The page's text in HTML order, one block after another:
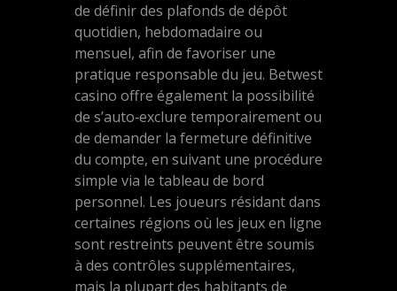
de définir des plafonds de dépôt
quotidien, hebdomadaire ou
mensuel, afin de favoriser une
pratique responsable du jeu. Betwest
casino offre également la possibilité
de s’auto‑exclure temporairement ou
de demander la fermeture définitive
du compte, en suivant une procédure
simple via le tableau de bord
personnel. Les joueurs résidant dans
certaines régions où les jeux en ligne
sont restreints peuvent être soumis
à des contrôles supplémentaires,
mais la plupart des habitants de